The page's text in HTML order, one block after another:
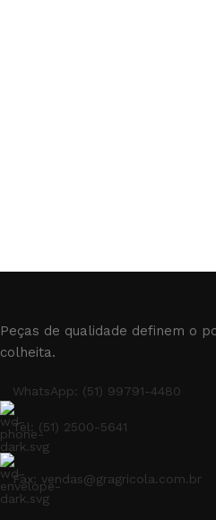
Peças de qualidade definem o
colheita.
WhatsApp: (51) 99791-4480
Tel: (51) 2500-5641
Fax: vendas@gragricola.com.br